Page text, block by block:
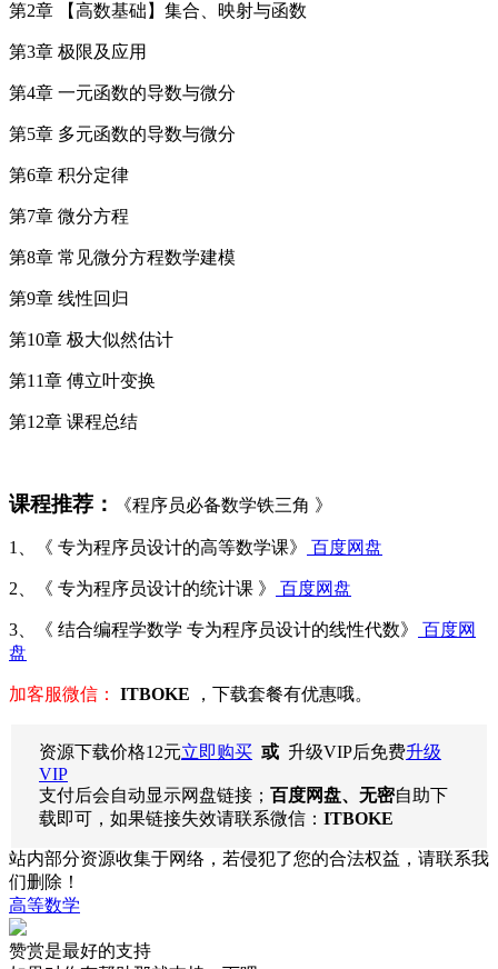
第2章 【高数基础】集合、映射与函数
第3章 极限及应用
第4章 一元函数的导数与微分
第5章 多元函数的导数与微分
第6章 积分定律
第7章 微分方程
第8章 常见微分方程数学建模
第9章 线性回归
第10章 极大似然估计
第11章 傅立叶变换
第12章 课程总结
课程推荐： 《程序员必备数学铁三角 》
1、《 专为程序员设计的高等数学课》 百度网盘
2、《 专为程序员设计的统计课 》 百度网盘
3、《 结合编程学数学 专为程序员设计的线性代数》
百度网
盘
加客服微信： ITBOKE ，下载套餐有优惠哦。
资源下载价格12元立即购买 或 升级VIP后免费升级
VIP
支付后会自动显示网盘链接； 百度网盘、无密自助下
载即可，如果链接失效请联系微信： ITBOKE
站内部分资源收集于网络，若侵犯了您的合法权益，请联系我
们删除！
高等数学
赞赏是最好的支持